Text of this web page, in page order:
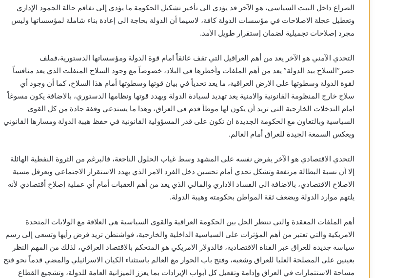
الصراع داخل البيت السياسي، هو الآخر قد يؤدي الى تأخير تشكيل الحكومة ما يؤدي إلى تفاقم حالة الجمود الإداري
وتعطيل عجلة الاصلاحات في مؤسسات الدولة كافة، لاسيما أن الدولة بحاجة الى إعادة بناء شاملة لمؤسساتها وليس
مجرد إصلاحات تجميلية لضمان إستقرار طويل الأمد.
التحدي الآمني هو الآخر يعد من أهم العراقيل التي تقف عائقاً امام قوة الدولة ومؤسساتها الدستورية،فملف
حصر”السلاح بيد الدولة” يعد من أهم الملفات وأخطرها في البلاد، خصوصاً مع وجود السلاح المنفلت الذي يعد منافساً
لقوة الدولة وسطوتها على الارض العراقية، ما يعد تحدياً في بيان قوتها وسطوتها أمام هذا السلاح، كما أن وجود أي
سلاج خارج المنظومة القانونية والامنية يعد تهديد لسيادة الدولة ويهدد قوتها ونظامها الدستوري، بالاضافة يكون مسوغاً
امام التدخلات الخارجية التي تريد أن يكون لها موطأ قدم في العراق، وهذا ما يستدعي وقفة جادة من كل القوى
السياسية وبالتعاون مع الحكومة الجديدة ان تكون على قدر المسؤولية القانونية في حفظ هيبة الدولة ومسارها القانوني
ويعكس السمعة الجيدة للعراق أمام العالم.
التحدي الاقتصادي هو الآخر يفرض نفسه على المشهد وسط غياب الحلول الناجعة، فالبرغم من الثروة النفطية الهائلة
إلا أن نسبة البطالة مرتفعة وتشكل تحدي أمام تحسين دخل الفرد الامر الذي يهدد الاستقرار الاجتماعي ويعرقل مسية
الاصلاح الاقتصادي، بالاضافة الى الفساد الاداري والمالي الذي يعد من أهم العقبات أمام أي عملية إصلاح أقتصادي لأنه
يلتهم موارد الدولة ويضعف ثقة المواطن بحكومته وهيبة الدولة.
أهم الملفات المعقدة والتي تنتظر الحل بين الحكومة العراقية والقوى السياسية هي العلاقة مع الولايات المتحدة
الامريكية والتي تعتبر من أهم المؤثرات على السياسية الداخلية والخارجية، فواشنطن تريد فرض رأيها وتسعى إلى رسم
سياسة جديدة للعراق عبر القناة الاقتصادية، فالدولار الامريكي هو المتحكم بالاقتصاد العراقي، لذلك من المهم النظر
بعينين على المصلحة العليا للعراق وشعبه، وفتح باب الحوار مع العالم باستثناء الكيان الاسرائيلي والمضي قدماً نحو فتح
مساحة الاستثمارات في العراق وإدامة وتفعيل كل أبواب الإيرادات بما يعزز الميزانية العامة للدولة، وتشجيع القطاع